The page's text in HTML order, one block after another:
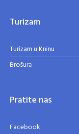
Turizam
Turizam u Kninu
Brošura
Pratite nas
Facebook